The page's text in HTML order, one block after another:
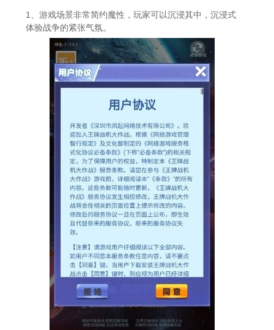
1、游戏场景非常简约魔性，玩家可以沉浸其中，沉浸式
体验战争的紧张气氛。